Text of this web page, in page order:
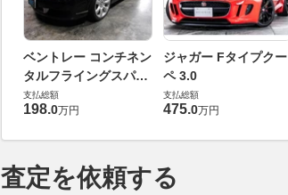
ベントレー コンチネン
タルフライングスパー
6.0 4WD
支払総額
198.0万円
ジャガー Fタイプクー
ペ 3.0
支払総額
475.0万円
査定を依頼する